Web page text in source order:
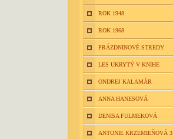
ROK 1948
ROK 1968
PRÁZDNINOVÉ STREDY
LES UKRYTÝ V KNIHE
ONDREJ KALAMÁR
ANNA HANESOVÁ
DENISA FULMEKOVÁ
ANTONIE KRZEMIEŇOVÁ 3